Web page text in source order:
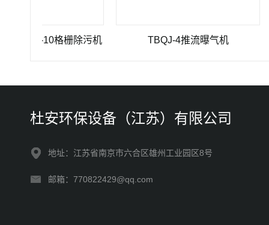
10格栅除污机 TBQJ-4推流曝气机
杜安环保设备（江苏）有限公司
地址：江苏省南京市六合区雄州工业园区8号
邮箱：770822429@qq.com